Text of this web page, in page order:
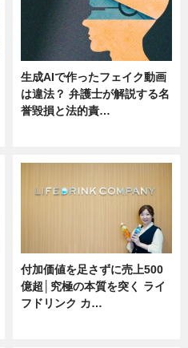
生成AIで作ったフェイク動画
は違法？ 弁護士が解説する名
誉毀損と法的責…
付加価値を足さずに売上500
億超│究極の本質を突く ライ
フドリンク カ…